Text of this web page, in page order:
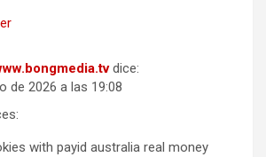
dice:
de 2026 a las 19:08
with payid australia real money